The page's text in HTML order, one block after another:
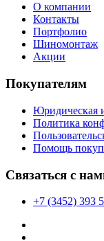
О компании
Контакты
Портфолио
Шиномонтаж
Акции
Покупателям
Юридическая
Политика
Помощь
Связаться с
+7 (3452) 393